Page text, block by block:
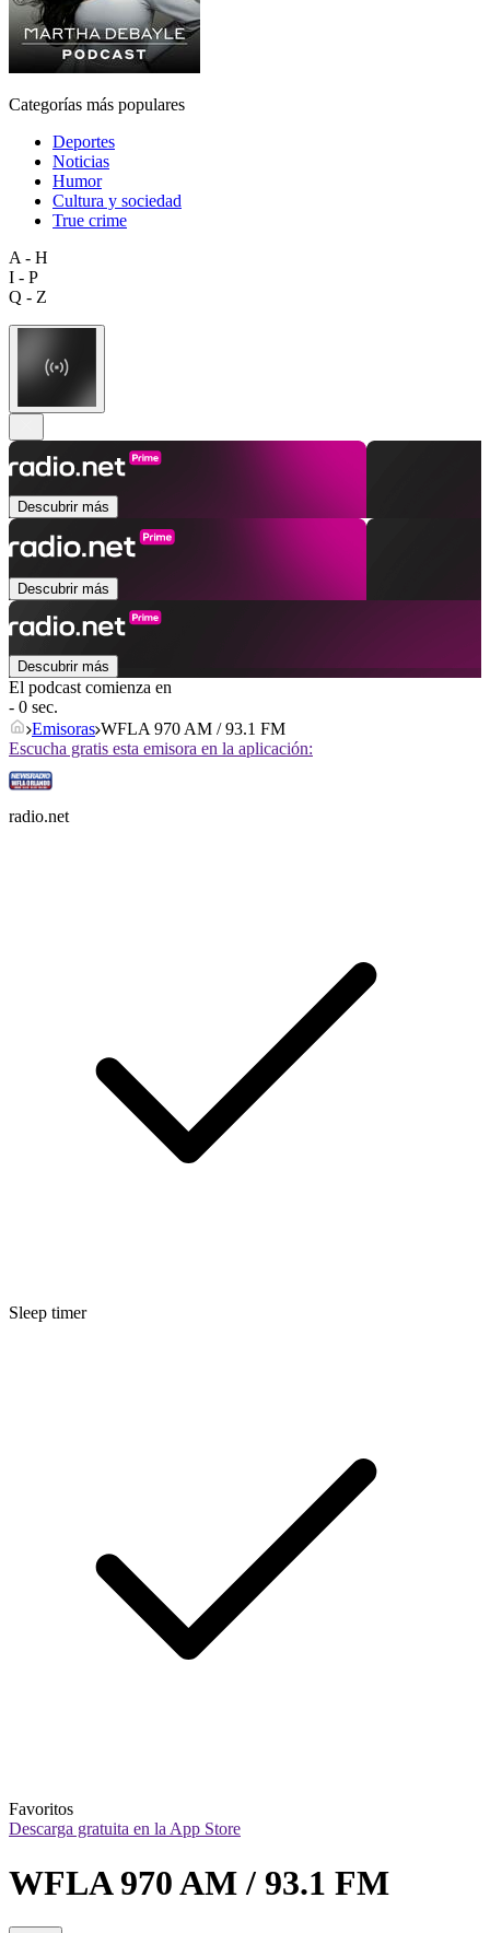
Categorías más populares
Deportes
Noticias
Humor
Cultura y sociedad
True crime
A - H
I - P
Q - Z
Descubrir más
Descubrir más
Descubrir más
El podcast comienza en
- 0 sec.
Emisoras WFLA 970 AM / 93.1 FM
Escucha gratis esta emisora en la aplicación:
radio.net
Sleep timer
Favoritos
Descarga gratuita en la App Store
WFLA 970 AM / 93.1 FM